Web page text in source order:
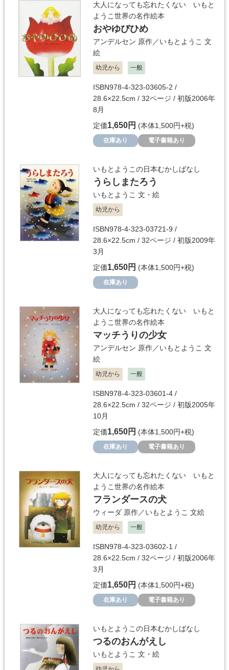
大人になっても忘れたくない いもと
ようこ世界の名作絵本
おやゆびひめ
アンデルセン 原作／いもとようこ 文
絵
幼児から 一般
ISBN978-4-323-03605-2 /
28.6×22.5cm / 32ページ / 初版2006年
8月
定価1,650円 (本体1,500円+税)
在庫あり 電子書籍あり
いもとようこの日本むかしばなし
うらしまたろう
いもとようこ 文・絵
幼児から
ISBN978-4-323-03721-9 /
28.6×22.5cm / 32ページ / 初版2009年
3月
定価1,650円 (本体1,500円+税)
在庫あり
大人になっても忘れたくない いもと
ようこ世界の名作絵本
マッチうりの少女
アンデルセン 原作／いもとようこ 文
絵
幼児から 一般
ISBN978-4-323-03601-4 /
28.6×22.5cm / 32ページ / 初版2005年
10月
定価1,650円 (本体1,500円+税)
在庫あり 電子書籍あり
大人になっても忘れたくない いもと
ようこ世界の名作絵本
フランダースの犬
ウィーダ 原作／いもとようこ 文絵
幼児から 一般
ISBN978-4-323-03602-1 /
28.6×22.5cm / 32ページ / 初版2006年
3月
定価1,650円 (本体1,500円+税)
在庫あり 電子書籍あり
いもとようこの日本むかしばなし
つるのおんがえし
いもとようこ 文・絵